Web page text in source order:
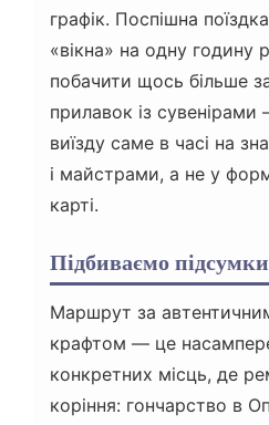
графік. Поспішна
«вікна» на одну годину
побачити щось більше
прилавок із
виїзду саме в часі на
і майстрами, а не у
карті.
Підбиваємо підсумки
Маршрут за
крафтом — це
конкретних місць, де
коріння: гончарство в